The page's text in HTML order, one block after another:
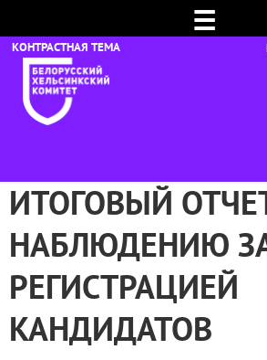
☰
ИТОГОВЫЙ
НАБЛЮДЕНИЮ
РЕГИСТРАЦИЕЙ
КАНДИДАТОВ